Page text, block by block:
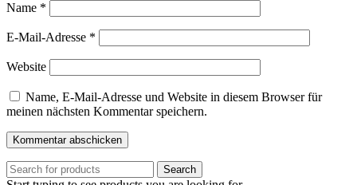
Name *
E-Mail-Adresse *
Website
Name, E-Mail-Adresse und Website in diesem Browser für
meinen nächsten Kommentar speichern.
Search